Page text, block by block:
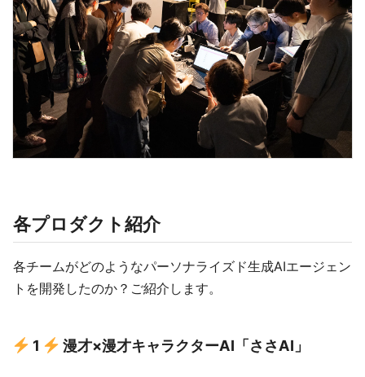
各プロダクト紹介
各チームがどのようなパーソナライズド生成AIエージェン
トを開発したのか？ご紹介します。
1 漫才×漫才キャラクターAI「ささAI」